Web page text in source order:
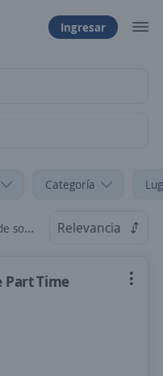
Ingresar
Categoría
Relevancia
Part Time